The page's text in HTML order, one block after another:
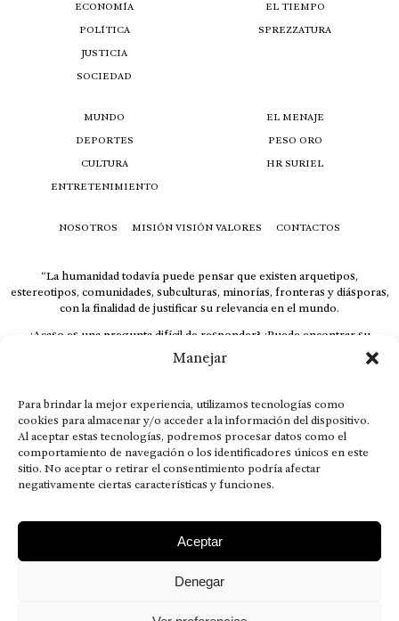
Manejar
Para brindar la mejor experiencia, utilizamos tecnologías como
cookies para almacenar y/o acceder a la información del dispositivo.
Al aceptar estas tecnologías, podremos procesar datos como el
comportamiento de navegación o los identificadores únicos en este
sitio. No aceptar o retirar el consentimiento podría afectar
negativamente ciertas características y funciones.
Aceptar
Denegar
ECONOMÍA
POLÍTICA
JUSTICIA
SOCIEDAD
EL TIEMPO
SPREZZATURA
MUNDO
DEPORTES
CULTURA
ENTRETENIMIENTO
EL MENAJE
PESO ORO
HR SURIEL
NOSOTROS MISIÓN VISIÓN VALORES CONTACTOS
“La humanidad todavía puede pensar que existen arquetipos,
estereotipos, comunidades, subculturas, minorías, fronteras y diásporas,
con la finalidad de justificar su relevancia en el mundo.
¿Acaso es una pregunta difícil de responder? ¿Puede encontrar su
respuesta al instante, otorgando al receptor cuestionado espacio y
velocidad suficiente para responder correctamente? De no ser así, el que
El concepto de familia no está limitado exclusivamente a la sangre; seres
que surgen en nuestro diario vivir suelen pesar más que los
emparentados. Más bien, el apego de estas dos versiones de seres
queridos mueve ideales provenientes de sus vivencias.
This is for nuestra gente.” – HRSuriel